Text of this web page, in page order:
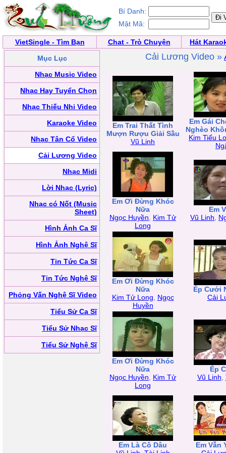
Bí Danh:
Mật Mã:
VietSingle - Tìm Bạn Chat - Trò Chuyện
Hát
Mục Lục
Nhạc Music Video
Nhạc Hay Tuyển Chọn
Nhạc Thiếu Nhi Video
Karaoke Video
Nhạc Tân Cổ Video
Cải Lương Video
Nhạc Midi
Lời Nhạc (Lyric)
Nhạc có Nốt (Music
Sheet)
Hình Ảnh Ca Sĩ
Hình Ảnh Nghệ Sĩ
Tin Tức Ca Sĩ
Tin Tức Nghệ Sĩ
Phỏng Vấn Nghệ Sĩ Video
Tiểu Sử Ca Sĩ
Tiểu Sử Nhạc Sĩ
Tiểu Sử Nghệ Sĩ
Cải Lương Video »
Em Trai Thất Tình
Mượn Rượu Giải Sầu
Vũ Linh
Em Gái
Nghèo
Kim Tiểu
Em Ơi Đừng Khóc
Nữa
Ngọc Huyền
Kim Tử
Long
Em
Vũ Linh
Em Ơi Đừng Khóc
Nữa
Kim Tử Long
Ngọc
Huyền
Ép Cưới
Cải
Em Ơi Đừng Khóc
Nữa
Ngọc Huyền
Kim Tử
Long
Ép
Vũ Linh
Em Là Cô Dâu
Em Vẫn